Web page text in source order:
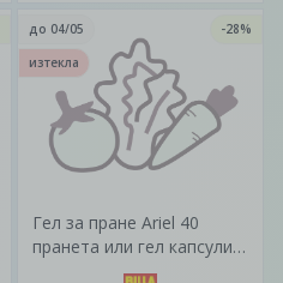
Гел за пране Ariel 40
пранета или гел капсули
Ariel Pods All in 1 28 бр.
до 04/05
-28%
изтекла